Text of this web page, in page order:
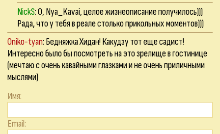
NickS: О, Nya_Kavai, целое жизнеописание получилось)))
Рада, что у тебя в реале столько прикольных моментов)))
Oniko-tyan: Бедняжка Хидан! Какудзу тот еще садист!
Интересно было бы посмотреть на это зрелище в гостинице
(мечтаю с очень кавайными глазками и не очень приличными
мыслями)
Имя:
Email: